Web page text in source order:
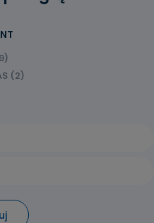
(2)